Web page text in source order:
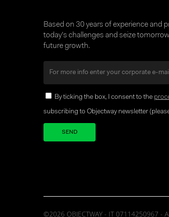
Based on 30 years of experience and
today’s challenges and seize
future growth.
By ticking the box, I consent to the
subscribing to Objectway newsletter
©2026 OBJECTWAY - IT 07114250967 -